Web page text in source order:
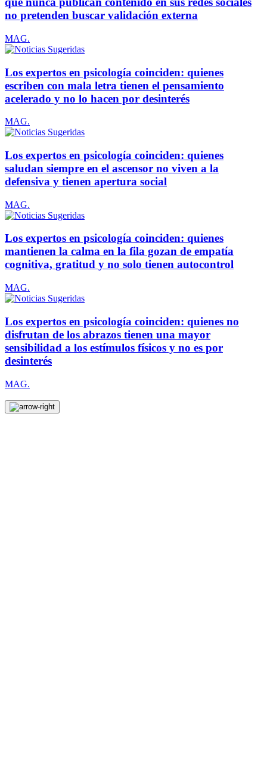
no pretenden buscar validación externa
MAG.
Los expertos en psicología coinciden: quienes
escriben con mala letra tienen el pensamiento
acelerado y no lo hacen por desinterés
MAG.
Los expertos en psicología coinciden: quienes
saludan siempre en el ascensor no viven a la
defensiva y tienen apertura social
MAG.
Los expertos en psicología coinciden: quienes
mantienen la calma en la fila gozan de empatía
cognitiva, gratitud y no solo tienen autocontrol
MAG.
Los expertos en psicología coinciden: quienes no
disfrutan de los abrazos tienen una mayor
sensibilidad a los estímulos físicos y no es por
desinterés
MAG.